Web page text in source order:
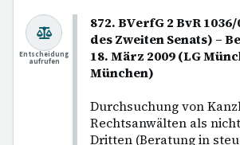
872. BVerfG 2 BvR
des Zweiten Senats) –
18. März 2009 (LG
München)
Durchsuchung von
Rechtsanwälten als
Dritten (Beratung in
Entscheidung
aufrufen